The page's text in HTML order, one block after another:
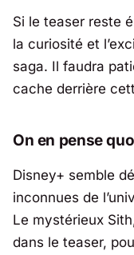
Si le teaser reste
la curiosité et
saga. Il faudra
cache derrière
On en pense
Disney+ semble
inconnues de
Le mystérieux
dans le teaser,